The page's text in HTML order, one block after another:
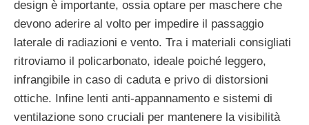
design è importante, ossia optare per maschere che
devono aderire al volto per impedire il passaggio
laterale di radiazioni e vento. Tra i materiali consigliati
ritroviamo il policarbonato, ideale poiché leggero,
infrangibile in caso di caduta e privo di distorsioni
ottiche. Infine lenti anti-appannamento e sistemi di
ventilazione sono cruciali per mantenere la visibilità